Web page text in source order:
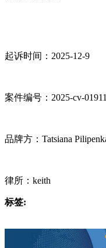
起诉时间：2025-12-9
案件编号：2025-cv-01911
品牌方：Tatsiana
律所：keith
标签: